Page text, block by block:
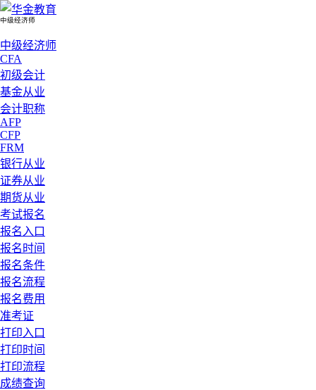
中级经济师
中级经济师
CFA
初级会计
基金从业
会计职称
AFP
CFP
FRM
银行从业
证券从业
期货从业
考试报名
报名入口
报名时间
报名条件
报名流程
报名费用
准考证
打印入口
打印时间
打印流程
成绩查询